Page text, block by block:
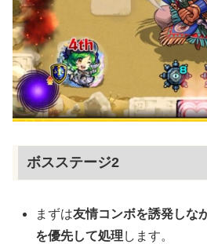
ボスステージ2
まずは友情コンボを誘発しな
を優先して処理 します。